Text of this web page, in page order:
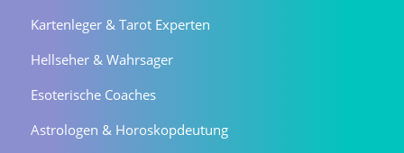
Kartenleger & Tarot Experten
Hellseher & Wahrsager
Esoterische Coaches
Astrologen & Horoskopdeutung